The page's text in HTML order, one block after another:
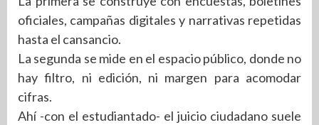
oficiales, campañas digitales y narrativas repetidas
hasta el cansancio.
La segunda se mide en el espacio público, donde no
hay filtro, ni edición, ni margen para acomodar
cifras.
Ahí -con el estudiantado- el juicio ciudadano suele